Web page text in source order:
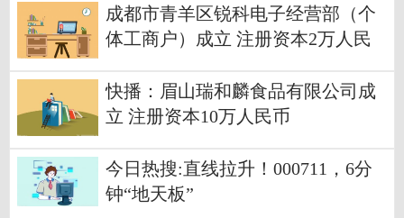
成都市青羊区锐科电子经营部（个
体工商户）成立 注册资本2万人民
快播：眉山瑞和麟食品有限公司成
立 注册资本10万人民币
今日热搜:直线拉升！000711，6分
钟“地天板”